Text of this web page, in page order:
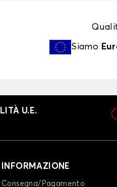
Siamo
U.E.
INFORMAZIONE
Consegna/Pagamento